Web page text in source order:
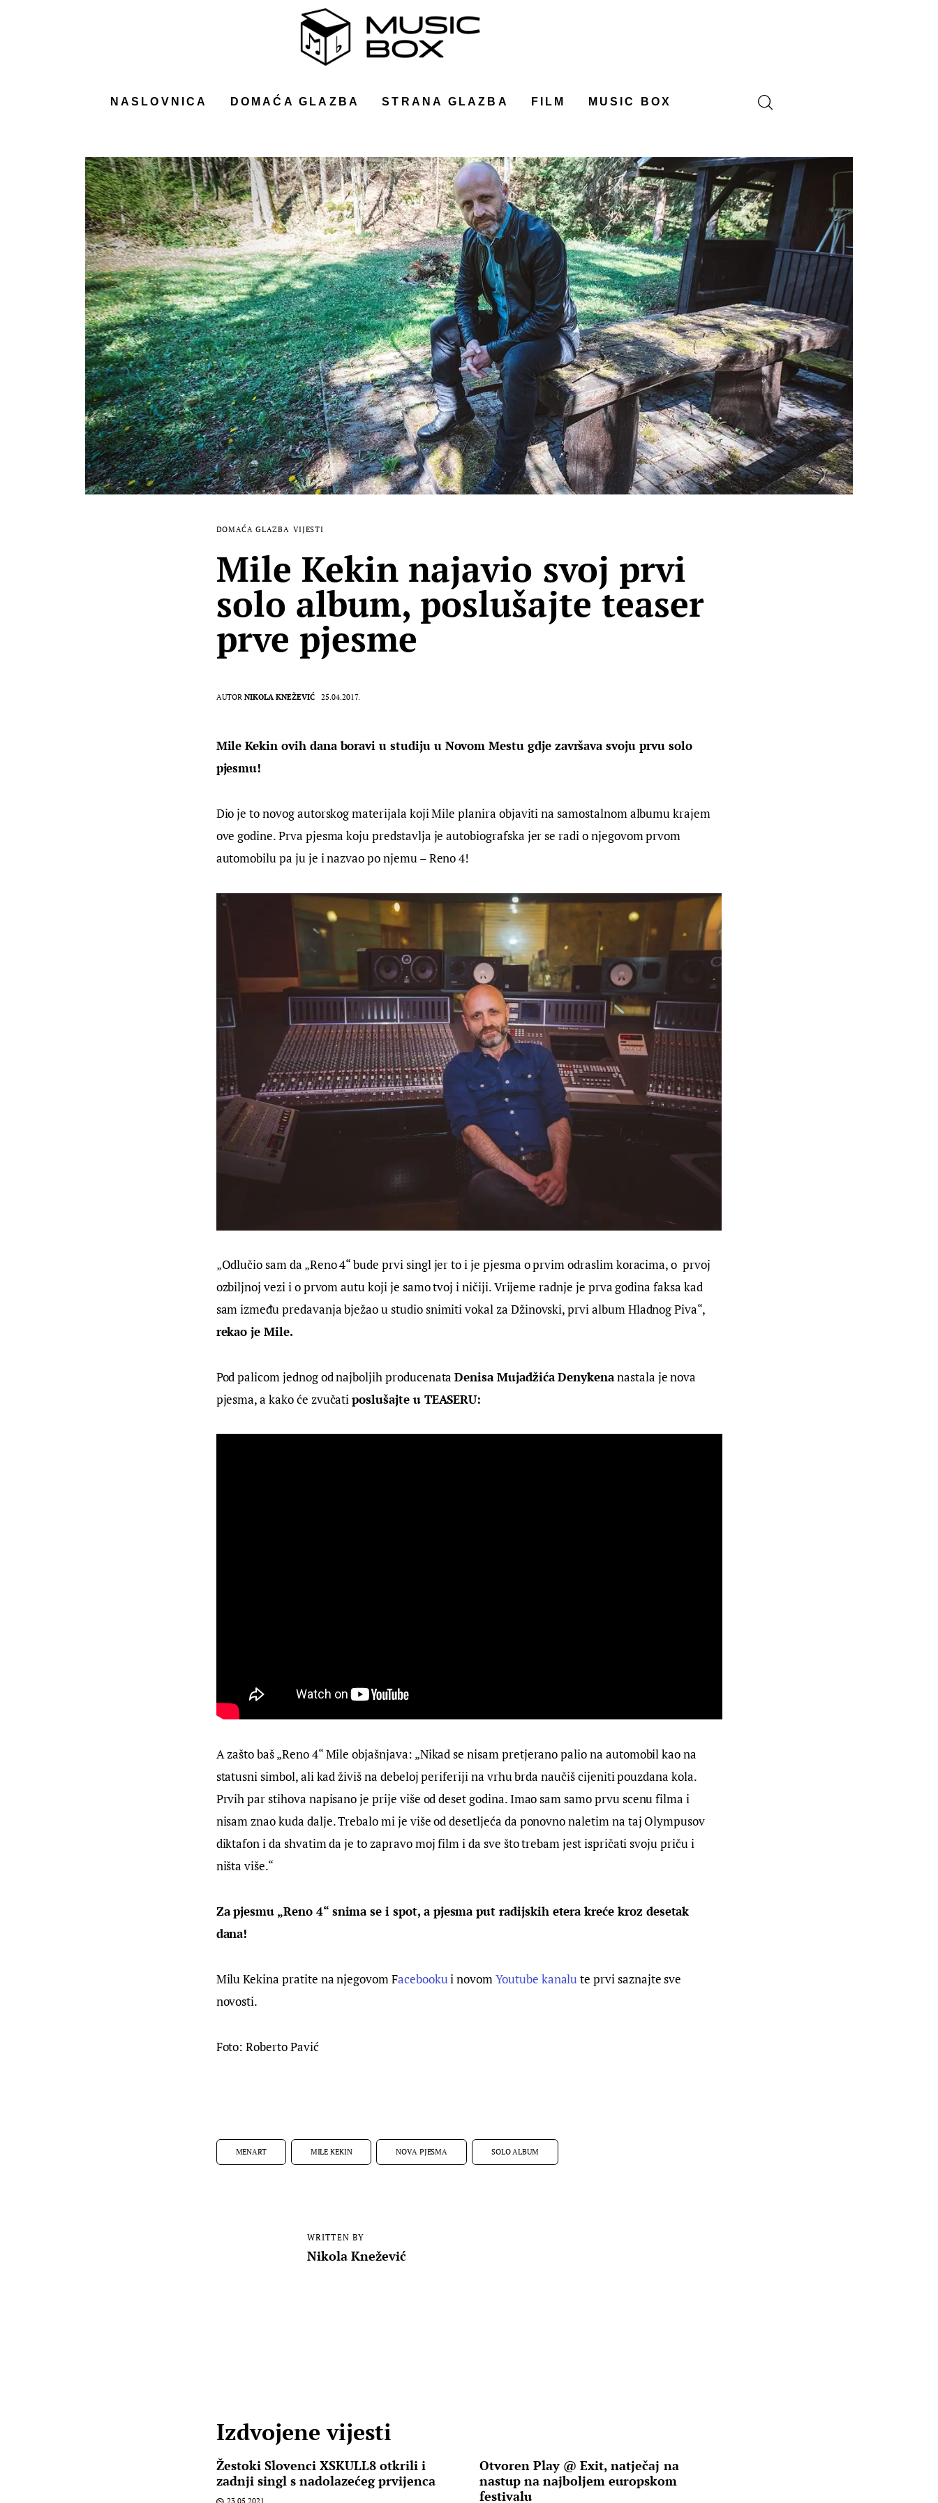
NASLOVNICA DOMAĆA GLAZBA STRANA GLAZBA FILM MUSIC BOX
DOMAĆA GLAZBA VIJESTI
Mile Kekin najavio svoj prvi
solo album, poslušajte teaser
prve pjesme
AUTOR NIKOLA KNEŽEVIĆ 25.04.2017.
Mile Kekin ovih dana boravi u studiju u Novom Mestu gdje završava svoju prvu solo
pjesmu!
Dio je to novog autorskog materijala koji Mile planira objaviti na samostalnom albumu krajem
ove godine. Prva pjesma koju predstavlja je autobiografska jer se radi o njegovom prvom
automobilu pa ju je i nazvao po njemu – Reno 4!
„Odlučio sam da „Reno 4“ bude prvi singl jer to i je pjesma o prvim odraslim koracima, o  prvoj
ozbiljnoj vezi i o prvom autu koji je samo tvoj i ničiji. Vrijeme radnje je prva godina faksa kad
sam između predavanja bježao u studio snimiti vokal za Džinovski, prvi album Hladnog Piva“,
rekao je Mile.
Pod palicom jednog od najboljih producenata Denisa Mujadžića Denykena nastala je nova
pjesma, a kako će zvučati poslušajte u TEASERU:
A zašto baš „Reno 4“ Mile objašnjava: „Nikad se nisam pretjerano palio na automobil kao na
statusni simbol, ali kad živiš na debeloj periferiji na vrhu brda naučiš cijeniti pouzdana kola.
Prvih par stihova napisano je prije više od deset godina. Imao sam samo prvu scenu filma i
nisam znao kuda dalje. Trebalo mi je više od desetljeća da ponovno naletim na taj Olympusov
diktafon i da shvatim da je to zapravo moj film i da sve što trebam jest ispričati svoju priču i
ništa više.“
Za pjesmu „Reno 4“ snima se i spot, a pjesma put radijskih etera kreće kroz desetak
dana!
Milu Kekina pratite na njegovom Facebooku i novom Youtube kanalu te prvi saznajte sve
novosti.
Foto: Roberto Pavić
MENART MILE KEKIN NOVA PJESMA SOLO ALBUM
WRITTEN BY
Nikola Knežević
Izdvojene vijesti
Žestoki Slovenci XSKULL8 otkrili i
zadnji singl s nadolazećeg prvijenca
Otvoren Play @ Exit, natječaj na
nastup na najboljem europskom
festivalu